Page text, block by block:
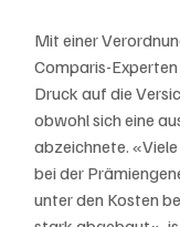
Mit einer
Comparis-
Druck auf die
obwohl sich eine
abzeichnete.
bei der
unter den Kosten